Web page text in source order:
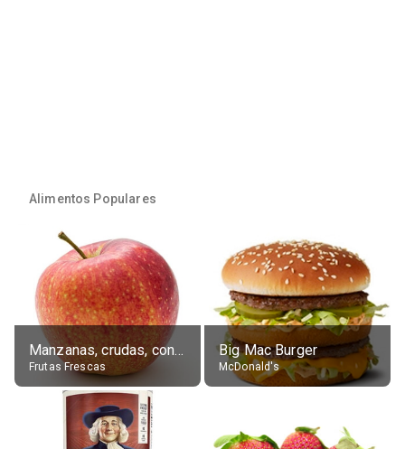
Alimentos Populares
Manzanas, crudas, con piel
Frutas Frescas
Big Mac Burger
McDonald's